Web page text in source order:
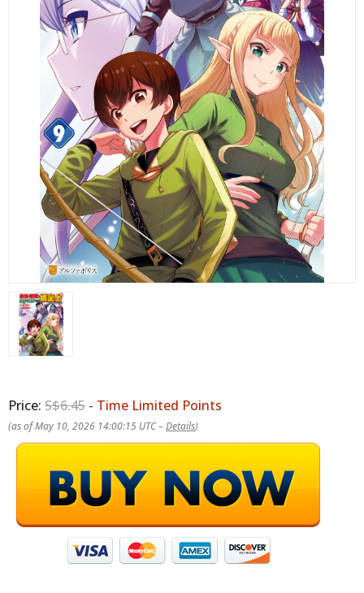
Price: S$6.45 - Time Limited Points
(as of May 10, 2026 14:00:15 UTC –Details)